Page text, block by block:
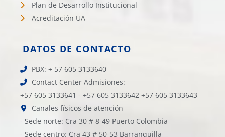
Plan de Desarrollo Institucional
Acreditación UA
DATOS DE CONTACTO
PBX: + 57 605 3133640
Contact Center Admisiones:
+57 605 3133641 - +57 605 3133642 +57 605 3133643
Canales físicos de atención
- Sede norte: Cra 30 # 8-49 Puerto Colombia
- Sede centro: Cra 43 # 50-53 Barranquilla